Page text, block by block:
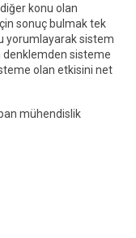
konu olan
sonuç bulmak tek
yorumlayarak sistem
denklemden sisteme
olan etkisini net
mühendislik